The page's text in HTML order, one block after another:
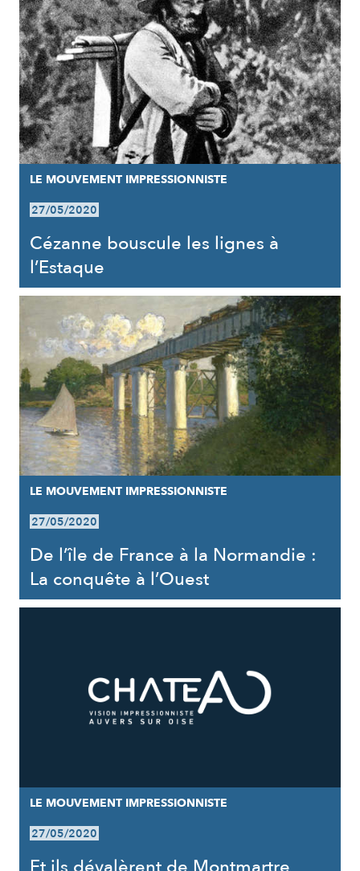
LE MOUVEMENT IMPRESSIONNISTE
27/05/2020
Cézanne bouscule les lignes à
l’Estaque
LE MOUVEMENT IMPRESSIONNISTE
27/05/2020
De l’île de France à la Normandie :
La conquête à l’Ouest
LE MOUVEMENT IMPRESSIONNISTE
27/05/2020